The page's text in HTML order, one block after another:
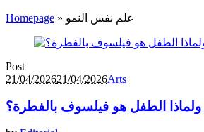
Homepage » علم نفس النمو
Post
21/04/202621/04/2026Arts
الطفل هو فيلسوف بالفطرة؟